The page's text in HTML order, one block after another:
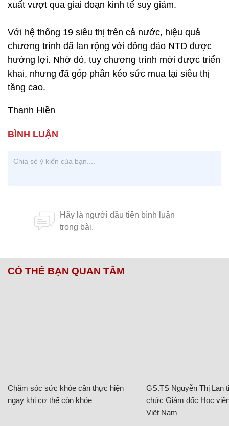
xuất vượt qua giai đoạn kinh tế suy giảm.
Với hệ thống 19 siêu thị trên cả nước, hiệu quả
chương trình đã lan rộng với đông đảo NTD được
hưởng lợi. Nhờ đó, tuy chương trình mới được triển
khai, nhưng đã góp phần kéo sức mua tại siêu thị
tăng cao.
Thanh Hiền
CÓ THỂ BẠN QUAN TÂM
Chăm sóc sức khỏe cần thực hiện
ngay khi cơ thể còn khỏe
GS.TS Nguyễn Thị Lan
chức Giám đốc Học
Việt Nam